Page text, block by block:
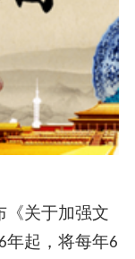
《关于加强文
年起，将每年6